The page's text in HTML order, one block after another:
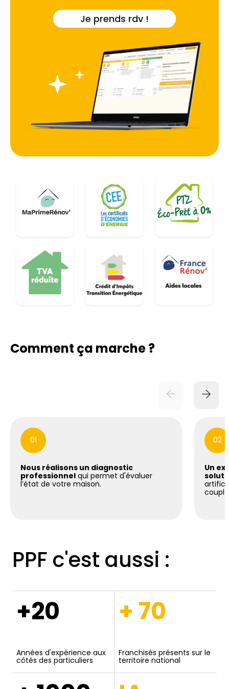
Je prends rdv !
Comment ça marche ?
01
Nous réalisons un diagnostic
professionnel qui permet d'évaluer
l’état de votre maison.
02
Un
PPF c'est aussi :
+20
Années d'expérience aux
côtés des particuliers
+ 70
Franchisés présents sur le
territoire national